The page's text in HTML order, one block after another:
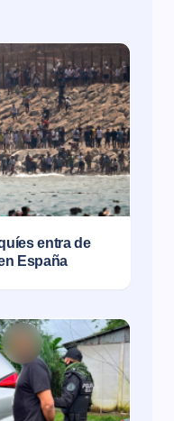
entra de
España